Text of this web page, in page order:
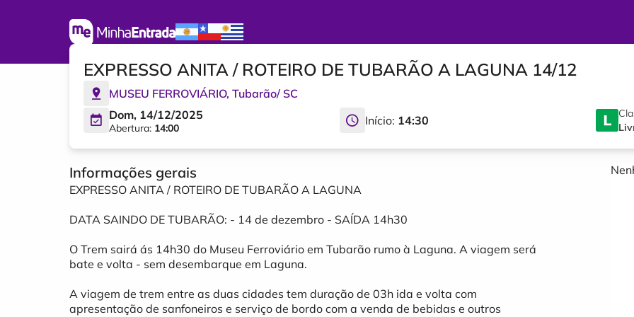
EXPRESSO ANITA / ROTEIRO DE TUBARÃO A LAGUNA 14/12
MUSEU FERROVIÁRIO, Tubarão/ SC
Dom, 14/12/2025
Abertura: 14:00
Início: 14:30
Informações gerais
EXPRESSO ANITA / ROTEIRO DE TUBARÃO A LAGUNA
DATA SAINDO DE TUBARÃO: - 14 de dezembro - SAÍDA 14h30
O Trem sairá ás 14h30 do Museu Ferroviário em Tubarão rumo à Laguna. A viagem será
bate e volta - sem desembarque em Laguna.
A viagem de trem entre as duas cidades tem duração de 03h ida e volta com
apresentação de sanfoneiros e serviço de bordo com a venda de bebidas e outros